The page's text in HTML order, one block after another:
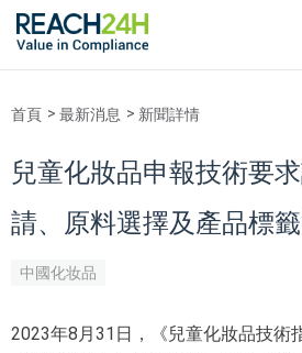
首頁 最新消息 新聞詳情
兒童化妝品申報技術要
請、原料選擇及產品標
中國化妆品
2023年8月31日，《兒童化妝品技術